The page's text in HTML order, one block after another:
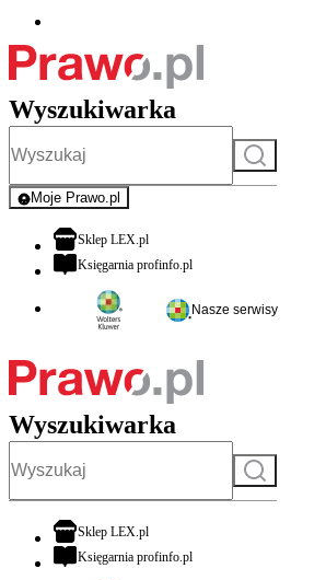
Wyszukiwarka
Szukaj
Moje Prawo.pl
- rejestracja i logowanie do serwisu
Sklep LEX.plotwiera się w nowej karcie
Księgarnia profinfo.plotwiera się w nowej karcie
Nasze serwisy
Wyszukiwarka
Szukaj
Sklep LEX.plotwiera się w nowej karcie
Księgarnia profinfo.plotwiera się w nowej karcie